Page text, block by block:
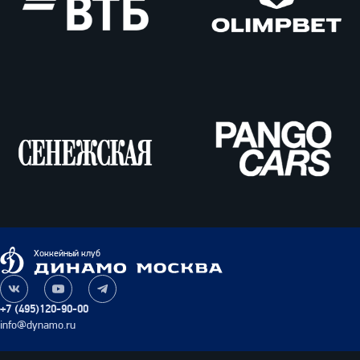
Cars
Динамо
Москва
Хоккейный клуб
+7 (495)120-90-00
info@dynamo.ru
Наша
группа
ВКонтакте
Наш
канал
на
Наш
канал